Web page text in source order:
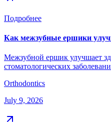
Подробнее
Как межзубные ершики
Межзубной ершик улучшает
стоматологических
Orthodontics
July 9, 2026